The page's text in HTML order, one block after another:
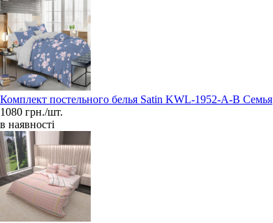
Комплект постельного белья Satin KWL-1952-A-B Семья
1080 грн./шт.
в наявності